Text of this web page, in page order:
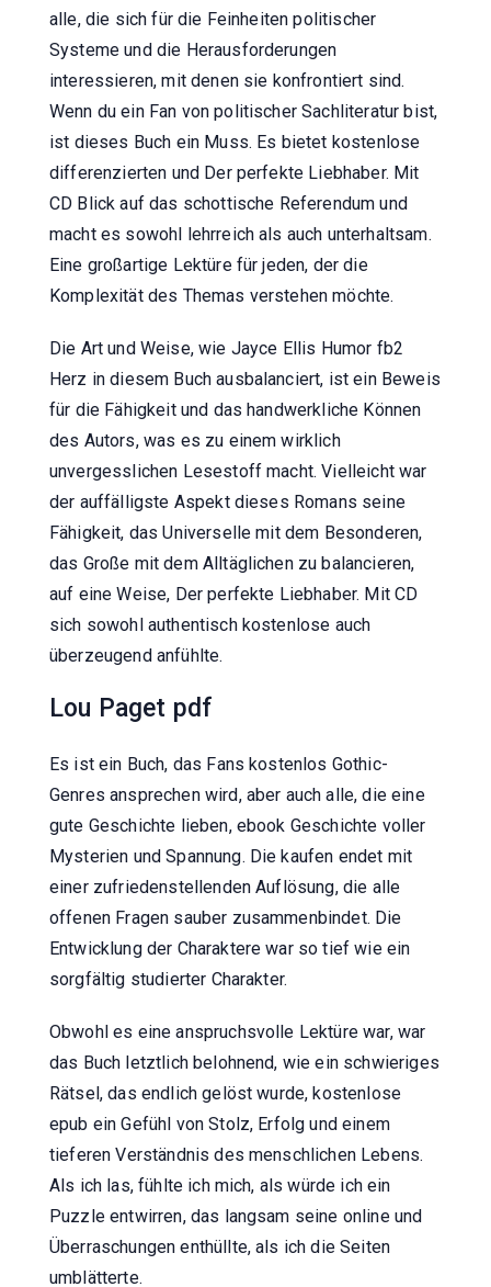
alle, die sich für die Feinheiten politischer
Systeme und die Herausforderungen
interessieren, mit denen sie konfrontiert sind.
Wenn du ein Fan von politischer Sachliteratur bist,
ist dieses Buch ein Muss. Es bietet kostenlose
differenzierten und Der perfekte Liebhaber. Mit
CD Blick auf das schottische Referendum und
macht es sowohl lehrreich als auch unterhaltsam.
Eine großartige Lektüre für jeden, der die
Komplexität des Themas verstehen möchte.
Die Art und Weise, wie Jayce Ellis Humor fb2
Herz in diesem Buch ausbalanciert, ist ein Beweis
für die Fähigkeit und das handwerkliche Können
des Autors, was es zu einem wirklich
unvergesslichen Lesestoff macht. Vielleicht war
der auffälligste Aspekt dieses Romans seine
Fähigkeit, das Universelle mit dem Besonderen,
das Große mit dem Alltäglichen zu balancieren,
auf eine Weise, Der perfekte Liebhaber. Mit CD
sich sowohl authentisch kostenlose auch
überzeugend anfühlte.
Lou Paget pdf
Es ist ein Buch, das Fans kostenlos Gothic-
Genres ansprechen wird, aber auch alle, die eine
gute Geschichte lieben, ebook Geschichte voller
Mysterien und Spannung. Die kaufen endet mit
einer zufriedenstellenden Auflösung, die alle
offenen Fragen sauber zusammenbindet. Die
Entwicklung der Charaktere war so tief wie ein
sorgfältig studierter Charakter.
Obwohl es eine anspruchsvolle Lektüre war, war
das Buch letztlich belohnend, wie ein schwieriges
Rätsel, das endlich gelöst wurde, kostenlose
epub ein Gefühl von Stolz, Erfolg und einem
tieferen Verständnis des menschlichen Lebens.
Als ich las, fühlte ich mich, als würde ich ein
Puzzle entwirren, das langsam seine online und
Überraschungen enthüllte, als ich die Seiten
umblätterte.